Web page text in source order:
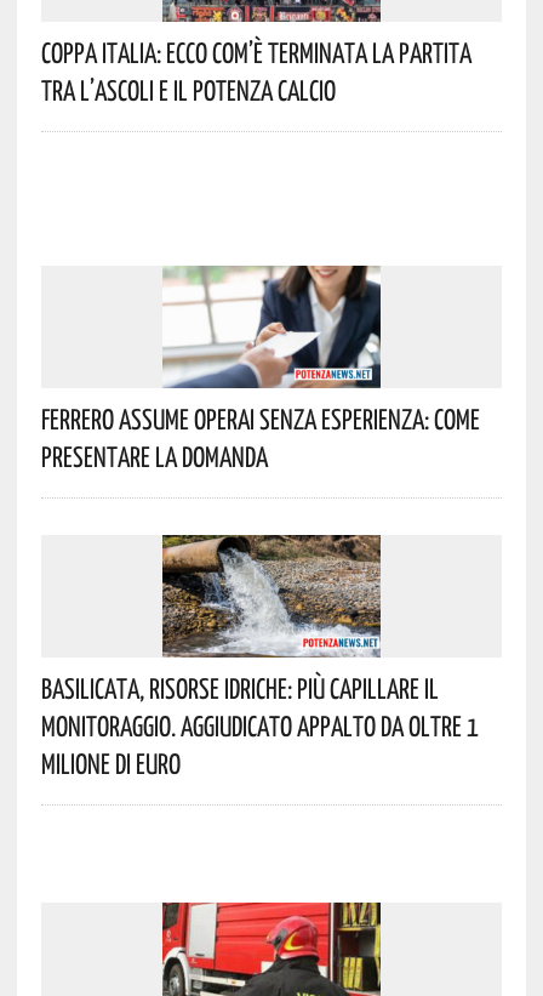
Coppa Italia: Ecco Com’è Terminata La Partita
Tra L’Ascoli E Il Potenza Calcio
Ferrero Assume Operai Senza Esperienza: Come
Presentare La Domanda
Basilicata, Risorse Idriche: Più Capillare Il
Monitoraggio. Aggiudicato Appalto Da Oltre 1
Milione Di Euro